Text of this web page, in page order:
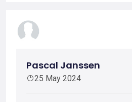
Pascal Janssen
25 May 2024